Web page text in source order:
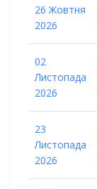
26 Жовтня
2026
02
Листопада
2026
23
Листопада
2026